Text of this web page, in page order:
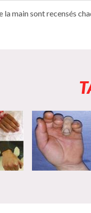
la main sont recensés